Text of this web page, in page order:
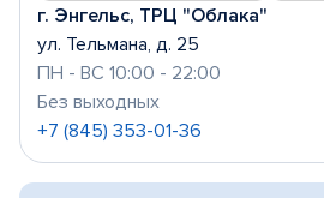
г. Энгельс, ТРЦ "Облака"
ул. Тельмана, д. 25
ПН - ВС 10:00 - 22:00
Без выходных
+7 (845) 353-01-36